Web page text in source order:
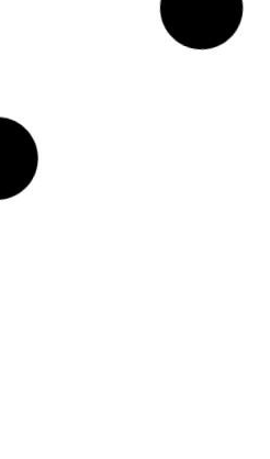
travail de bureau
la plupart des
celles dont les
adaptées à ce
Cependant,
doivent être
rassurer les salariés